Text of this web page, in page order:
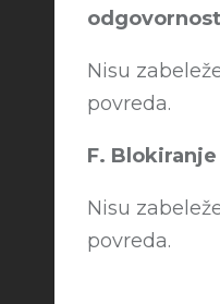
odgovornost
Nisu
povreda.
F.
Nisu
povreda.